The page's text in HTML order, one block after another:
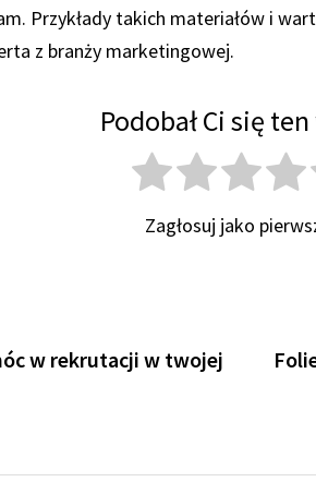
Przykłady takich materiałów i
z branży marketingowej.
Podobał Ci się
Zagłosuj jako
w rekrutacji w twojej